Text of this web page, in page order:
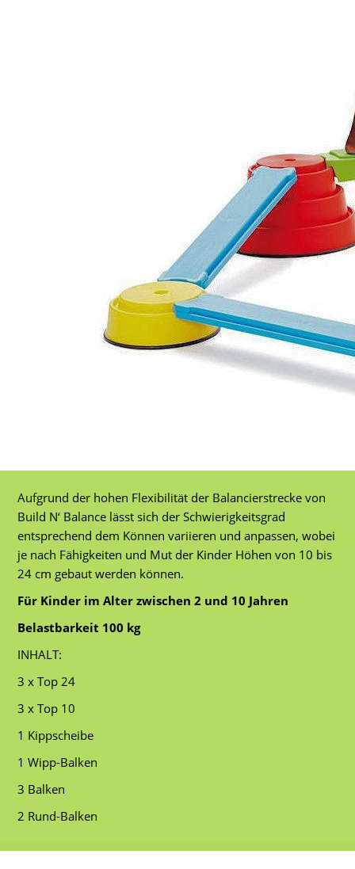
Aufgrund der hohen Flexibilität der Balancierstrecke von
Build N‘ Balance lässt sich der Schwierigkeitsgrad
entsprechend dem Können variieren und anpassen, wobei
je nach Fähigkeiten und Mut der Kinder Höhen von 10 bis
24 cm gebaut werden können.
Für Kinder im Alter zwischen 2 und 10 Jahren
Belastbarkeit 100 kg
INHALT:
3 x Top 24
3 x Top 10
1 Kippscheibe
1 Wipp-Balken
3 Balken
2 Rund-Balken